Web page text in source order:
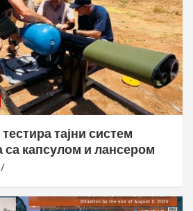
тајни систем
са капсулом и лансером